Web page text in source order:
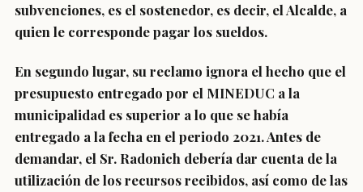
subvenciones, es el sostenedor, es decir, el Alcalde, a
quien le corresponde pagar los sueldos.
En segundo lugar, su reclamo ignora el hecho que el
presupuesto entregado por el MINEDUC a la
municipalidad es superior a lo que se había
entregado a la fecha en el periodo 2021. Antes de
demandar, el Sr. Radonich debería dar cuenta de la
utilización de los recursos recibidos, así como de las